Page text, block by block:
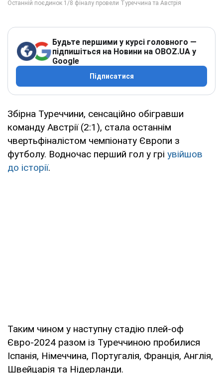
Будьте першими у курсі головного —
підпишіться на Новини на OBOZ.UA у
Google
Підписатися
Збірна Туреччини, сенсаційно обігравши
команду Австрії (2:1), стала останнім
чвертьфіналістом чемпіонату Європи з
футболу. Водночас перший гол у грі увійшов
до історії.
Таким чином у наступну стадію плей-оф
Євро-2024 разом із Туреччиною пробилися
Іспанія, Німеччина, Португалія, Франція, Англія,
Швейцарія та Нідерланди.